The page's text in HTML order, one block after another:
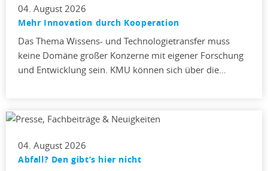
04. August 2026
Mehr Innovation durch Kooperation
Das Thema Wissens- und Technologietransfer muss
keine Domäne großer Konzerne mit eigener Forschung
und Entwicklung sein. KMU können sich über die…
04. August 2026
Abfall? Den gibt’s hier nicht